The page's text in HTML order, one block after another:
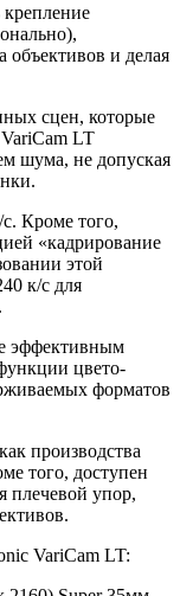
объективов и делая
сцен, которые
LT
шума, не допуская
Кроме того,
«кадрирование
этой
к/с для
эффективным
цвето-
форматов
производства
того, доступен
плечевой упор,
VariCam LT: